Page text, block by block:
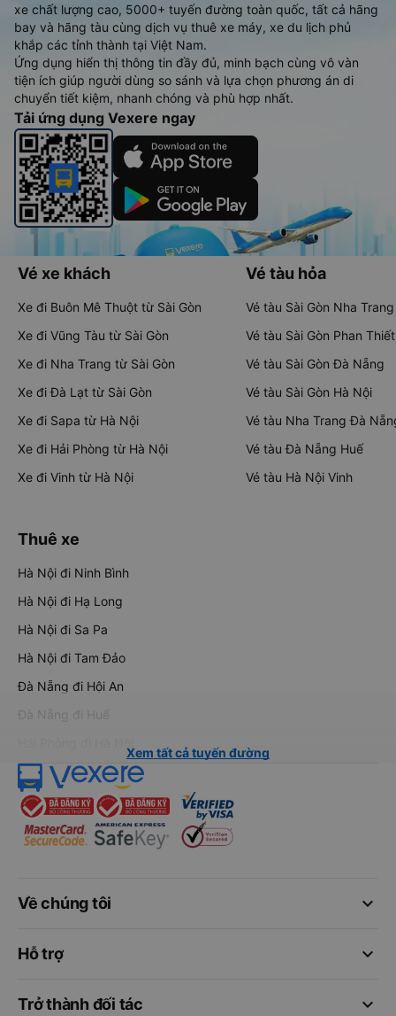
xe chất lượng cao, 5000+ tuyến đường toàn quốc, tất cả hãng
bay và hãng tàu cùng dịch vụ thuê xe máy, xe du lịch phủ
khắp các tỉnh thành tại Việt Nam.
Ứng dụng hiển thị thông tin đầy đủ, minh bạch cùng vô vàn
tiện ích giúp người dùng so sánh và lựa chọn phương án di
chuyển tiết kiệm, nhanh chóng và phù hợp nhất.
Tải ứng dụng Vexere ngay
Vé xe khách
Xe đi Buôn Mê Thuột từ Sài Gòn
Xe đi Vũng Tàu từ Sài Gòn
Xe đi Nha Trang từ Sài Gòn
Xe đi Đà Lạt từ Sài Gòn
Xe đi Sapa từ Hà Nội
Xe đi Hải Phòng từ Hà Nội
Xe đi Vinh từ Hà Nội
Vé tàu hỏa
Vé tàu Sài Gòn Nha Trang
Vé tàu Sài Gòn Phan Thiết
Vé tàu Sài Gòn Đà Nẵng
Vé tàu Sài Gòn Hà Nội
Vé tàu Nha Trang Đà
Vé tàu Đà Nẵng Huế
Vé tàu Hà Nội Vinh
Thuê xe
Hà Nội đi Ninh Bình
Hà Nội đi Hạ Long
Hà Nội đi Sa Pa
Hà Nội đi Tam Đảo
Đà Nẵng đi Hội An
Đà Nẵng đi Huế
Xem tất cả tuyến đường
keyboard_arrow_down
Về chúng tôi
keyboard_arrow_down
Hỗ trợ
keyboard_arrow_down
Trở thành đối tác